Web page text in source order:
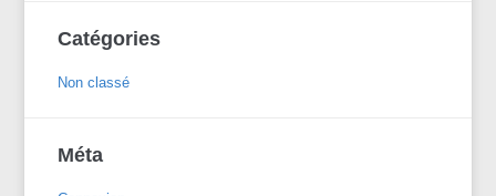
Catégories
Non classé
Méta